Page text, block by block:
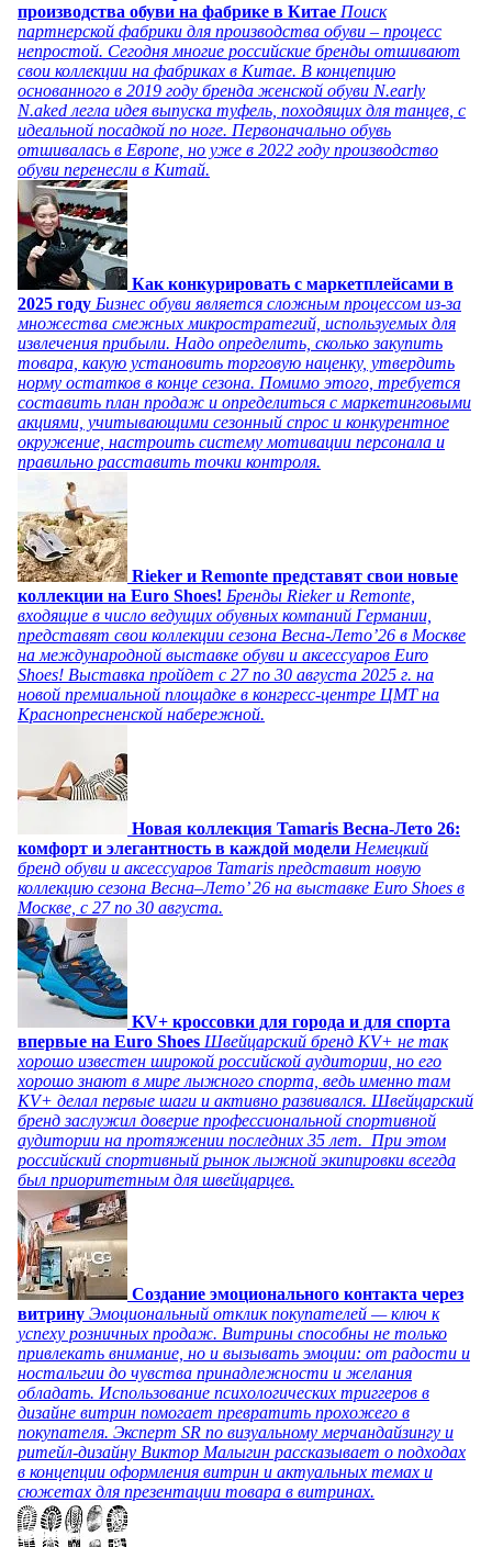
производства обуви на фабрике в Китае Поиск
партнерской фабрики для производства обуви – процесс
непростой. Сегодня многие российские бренды отшивают
свои коллекции на фабриках в Китае. В концепцию
основанного в 2019 году бренда женской обуви N.early
N.aked легла идея выпуска туфель, походящих для танцев, с
идеальной посадкой по ноге. Первоначально обувь
отшивалась в Европе, но уже в 2022 году производство
обуви перенесли в Китай.
Как конкурировать с маркетплейсами в
2025 году Бизнес обуви является сложным процессом из-за
множества смежных микростратегий, используемых для
извлечения прибыли. Надо определить, сколько закупить
товара, какую установить торговую наценку, утвердить
норму остатков в конце сезона. Помимо этого, требуется
составить план продаж и определиться с маркетинговыми
акциями, учитывающими сезонный спрос и конкурентное
окружение, настроить систему мотивации персонала и
правильно расставить точки контроля.
Rieker и Remonte представят свои новые
коллекции на Euro Shoes! Бренды Rieker и Remonte,
входящие в число ведущих обувных компаний Германии,
представят свои коллекции сезона Весна-Лето’26 в Москве
на международной выставке обуви и аксессуаров Euro
Shoes! Выставка пройдет c 27 по 30 августа 2025 г. на
новой премиальной площадке в конгресс-центре ЦМТ на
Краснопресненской набережной.
Новая коллекция Tamaris Весна-Лето 26:
комфорт и элегантность в каждой модели Немецкий
бренд обуви и аксессуаров Tamaris представит новую
коллекцию сезона Весна–Лето’ 26 на выставке Euro Shoes в
Москве, с 27 по 30 августа.
KV+ кроссовки для города и для спорта
впервые на Euro Shoes Швейцарский бренд KV+ не так
хорошо известен широкой российской аудитории, но его
хорошо знают в мире лыжного спорта, ведь именно там
KV+ делал первые шаги и активно развивался. Швейцарский
бренд заслужил доверие профессиональной спортивной
аудитории на протяжении последних 35 лет. При этом
российский спортивный рынок лыжной экипировки всегда
был приоритетным для швейцарцев.
Создание эмоционального контакта через
витрину Эмоциональный отклик покупателей — ключ к
успеху розничных продаж. Витрины способны не только
привлекать внимание, но и вызывать эмоции: от радости и
ностальгии до чувства принадлежности и желания
обладать. Использование психологических триггеров в
дизайне витрин помогает превратить прохожего в
покупателя. Эксперт SR по визуальному мерчандайзингу и
ритейл-дизайну Виктор Малыгин рассказывает о подходах
в концепции оформления витрин и актуальных темах и
сюжетах для презентации товара в витринах.